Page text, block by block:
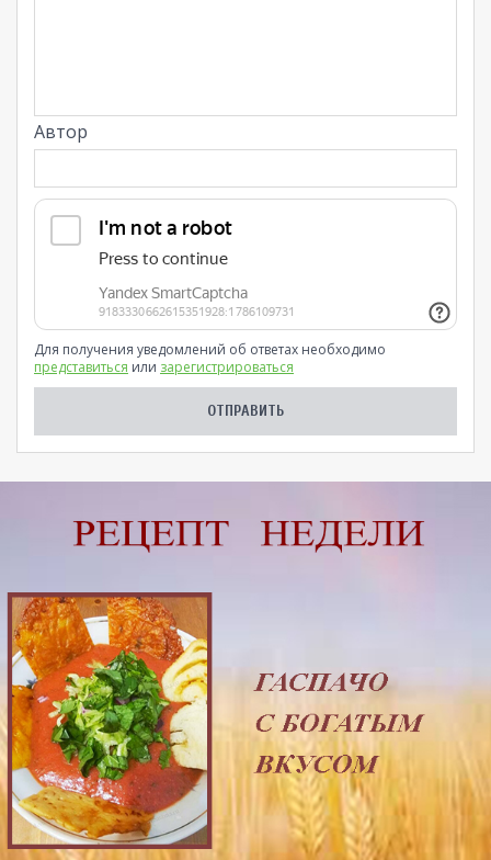
Автор
Для получения уведомлений об ответах необходимо
представиться или зарегистрироваться